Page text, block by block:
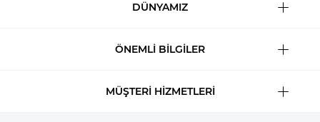
DÜNYAMIZ
ÖNEMLİ BİLGİLER
MÜŞTERİ HİZMETLERİ